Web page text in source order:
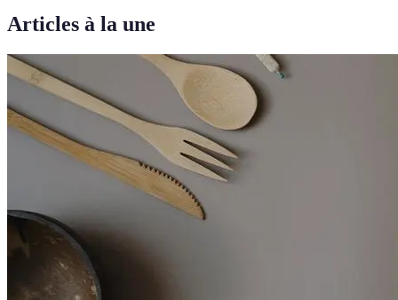
Articles à la une